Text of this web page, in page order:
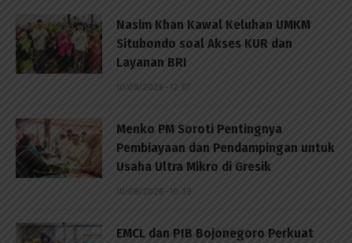
Nasim Khan Kawal Keluhan UMKM
Situbondo soal Akses KUR dan
Layanan BRI
10/08/2026 - 12:57
Menko PM Soroti Pentingnya
Pembiayaan dan Pendampingan untuk
Usaha Ultra Mikro di Gresik
10/08/2026 - 10:39
EMCL dan PIB Bojonegoro Perkuat